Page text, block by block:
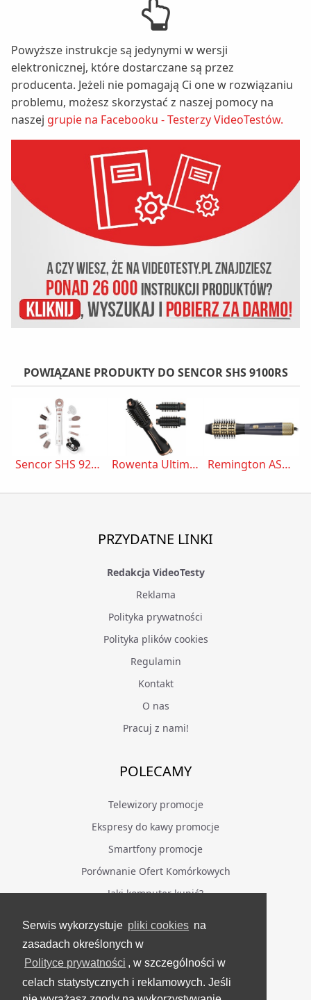
Serwis wykorzystuje pliki cookies na
zasadach określonych w
Polityce prywatności , w szczególności w
celach statystycznych i reklamowych. Jeśli
Powyższe instrukcje są jedynymi w wersji
elektronicznej, które dostarczane są przez
producenta. Jeżeli nie pomagają Ci one w rozwiązaniu
problemu, możesz skorzystać z naszej pomocy na
naszej grupie na Facebooku - Testerzy VideoTestów.
POWIĄZANE PRODUKTY DO SENCOR SHS 9100RS
Sencor SHS 9200RS Rowenta Ultimate Experience CF9620 Remington AS5805 Sapphire Luxe
PRZYDATNE LINKI
Redakcja VideoTesty
Reklama
Polityka prywatności
Polityka plików cookies
Regulamin
Kontakt
O nas
Pracuj z nami!
POLECAMY
Telewizory promocje
Ekspresy do kawy promocje
Smartfony promocje
Porównanie Ofert Komórkowych
Jaki komputer kupić?
BĄDŹ NA BIEŻĄCO
Facebook
Grupa Testerzy Videotestów